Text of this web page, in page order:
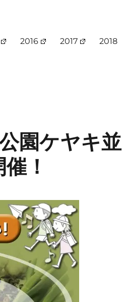
2016 2017 2018
園ケヤキ並
！